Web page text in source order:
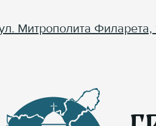
Митрополита Филарета,